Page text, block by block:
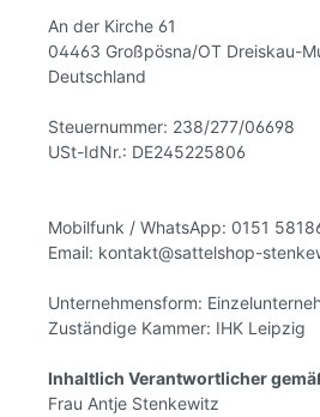
An der Kirche 61
04463 Großpösna/OT Dreiskau-
Deutschland
Steuernummer: 238/277/06698
USt-IdNr.: DE245225806
Mobilfunk / WhatsApp: 0151
Email: kontakt@sattelshop-
Unternehmensform:
Zuständige Kammer: IHK Leipzig
Inhaltlich Verantwortlicher
Frau Antje Stenkewitz